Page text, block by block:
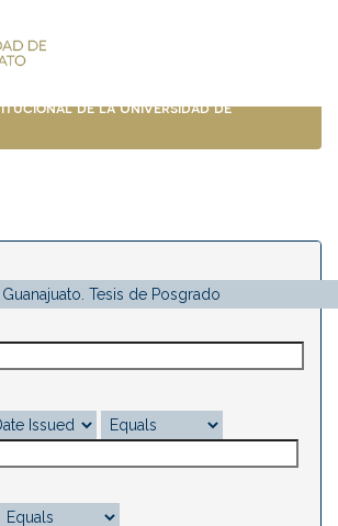
de la Universidad de